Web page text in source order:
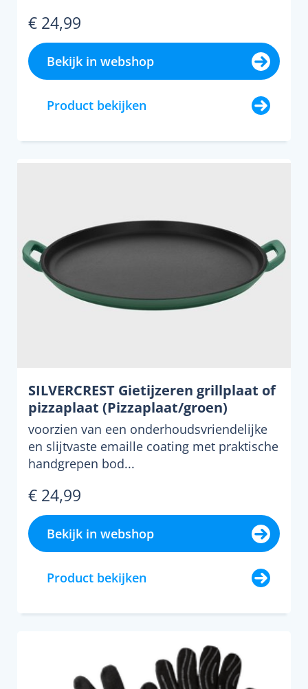
€ 24,99
Bekijk in webshop
Product bekijken
SILVERCREST Gietijzeren grillplaat of
pizzaplaat (Pizzaplaat/groen)
voorzien van een onderhoudsvriendelijke
en slijtvaste emaille coating met praktische
handgrepen bod...
€ 24,99
Bekijk in webshop
Product bekijken